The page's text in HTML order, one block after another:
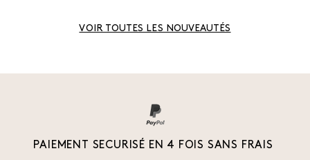
VOIR TOUTES LES NOUVEAUTÉS
PAIEMENT SECURISÉ EN 4 FOIS SANS FRAIS